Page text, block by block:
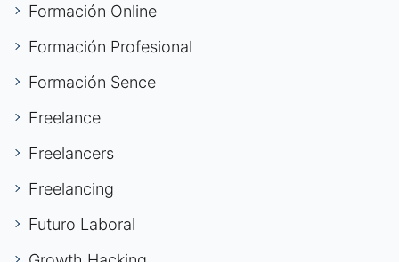
Formación Online
Formación Profesional
Formación Sence
Freelance
Freelancers
Freelancing
Futuro Laboral